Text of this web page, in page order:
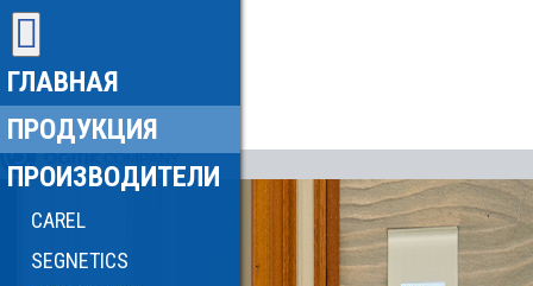
ГЛАВНАЯ
ПРОДУКЦИЯ
ПРОИЗВОДИТЕЛИ
CAREL
SEGNETICS